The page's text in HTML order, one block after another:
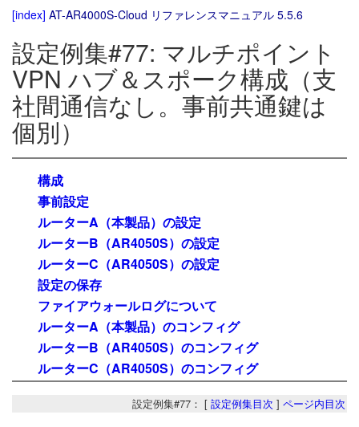
[index] AT-AR4000S-Cloud リファレンスマニュアル 5.5.6
設定例集#77: マルチポイント
VPN ハブ＆スポーク構成（支
社間通信なし。事前共通鍵は
個別）
構成
事前設定
ルーターA（本製品）の設定
ルーターB（AR4050S）の設定
ルーターC（AR4050S）の設定
設定の保存
ファイアウォールログについて
ルーターA（本製品）のコンフィグ
ルーターB（AR4050S）のコンフィグ
ルーターC（AR4050S）のコンフィグ
設定例集#77： [ 設定例集目次 ] ページ内目次